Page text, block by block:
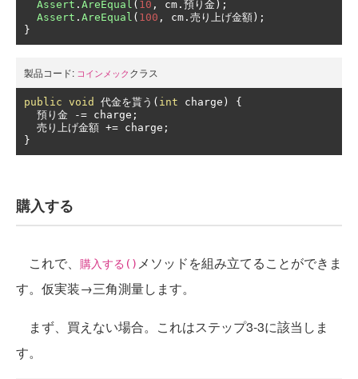
Assert . AreEqual ( 10 , cm .預り金);
Assert . AreEqual ( 100 , cm .売り上げ金額);
}
製品コード: コインメック クラス
public void 代金を貰う( int charge )
{
預り金
-= charge ;
売り上げ金額 += charge ;
}
購入する
これで、 購入する() メソッドを組み立てることができま
す。仮実装→三角測量します。
まず、買えない場合。これはステップ3-3に該当しま
す。